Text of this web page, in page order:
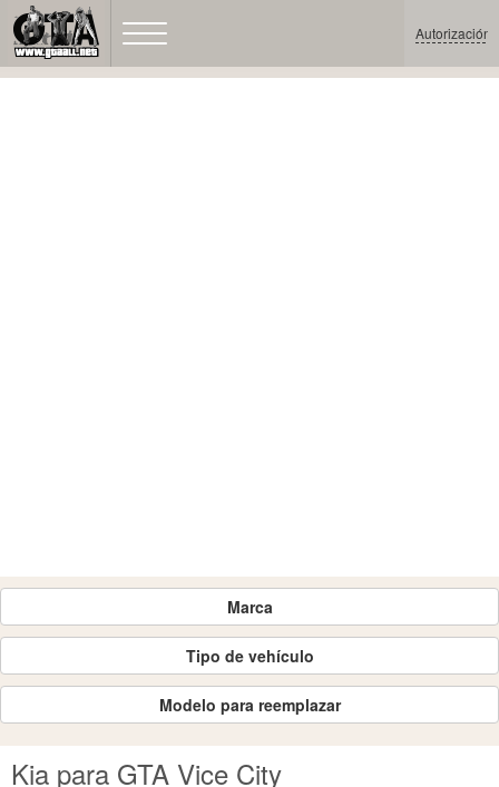
Autorización
Marca
Tipo de vehículo
Modelo para reemplazar
Kia para GTA Vice City